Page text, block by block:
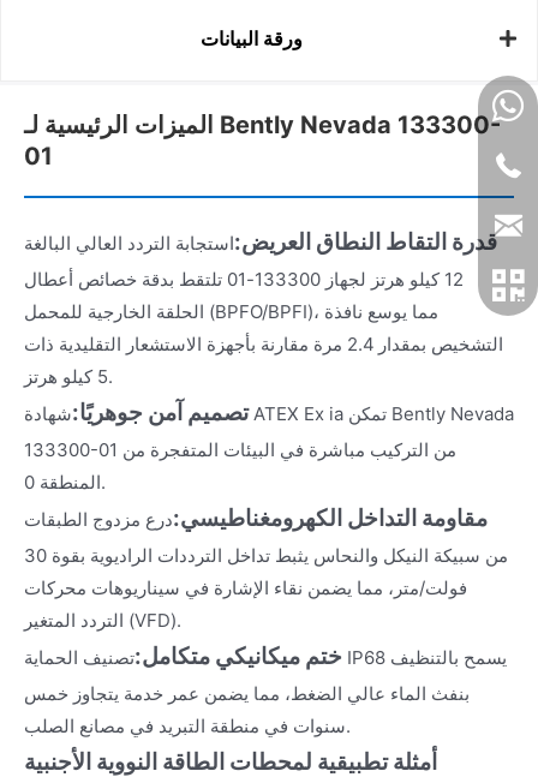
ورقة البيانات
الميزات الرئيسية لـ Bently Nevada 133300-
01
قدرة التقاط النطاق العريض:استجابة التردد العالي البالغة
12 كيلو هرتز لجهاز 133300-01 تلتقط بدقة خصائص أعطال
الحلقة الخارجية للمحمل (BPFO/BPFI)، مما يوسع نافذة
التشخيص بمقدار 2.4 مرة مقارنة بأجهزة الاستشعار التقليدية ذات
5 كيلو هرتز.
تصميم آمن جوهريًا:شهادة ATEX Ex ia تمكن Bently Nevada
133300-01 من التركيب مباشرة في البيئات المتفجرة من
المنطقة 0.
مقاومة التداخل الكهرومغناطيسي:درع مزدوج الطبقات
من سبيكة النيكل والنحاس يثبط تداخل الترددات الراديوية بقوة 30
فولت/متر، مما يضمن نقاء الإشارة في سيناريوهات محركات
التردد المتغير (VFD).
ختم ميكانيكي متكامل:تصنيف الحماية IP68 يسمح بالتنظيف
بنفث الماء عالي الضغط، مما يضمن عمر خدمة يتجاوز خمس
سنوات في منطقة التبريد في مصانع الصلب.
أمثلة تطبيقية لمحطات الطاقة النووية الأجنبية